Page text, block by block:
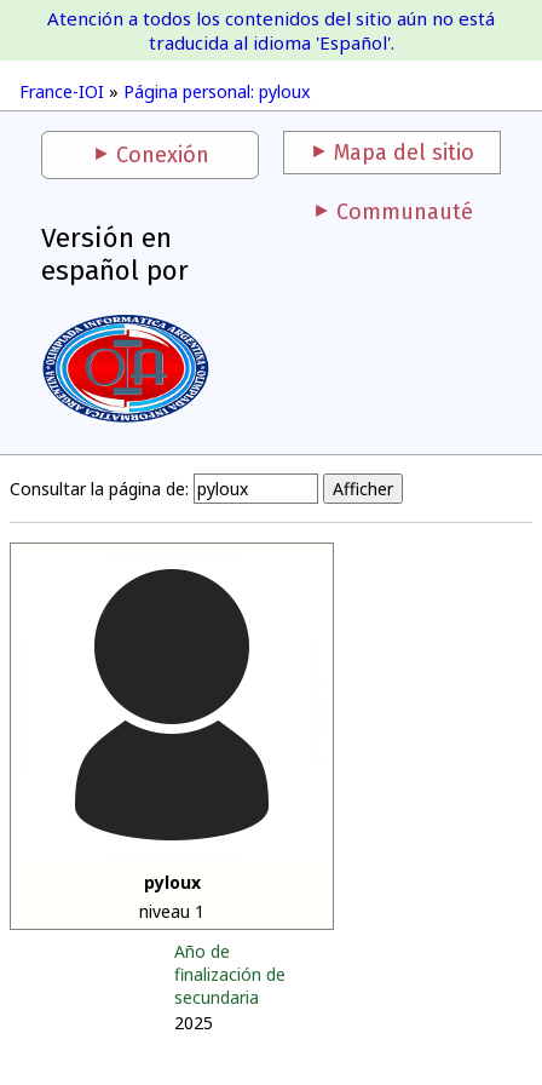
France-IOI
France-IOI » Página personal: pyloux
Atención a todos los contenidos del sitio aún no está
traducida al idioma 'Español'.
Conexión Mapa del sitio
Versión en
español por
Communauté
Consultar la página de:
pyloux
niveau 1
Año de
finalización de
secundaria
2025